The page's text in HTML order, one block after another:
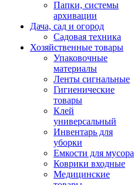
Папки, системы
архивации
Дача, сад и огород
Садовая техника
Хозяйственные товары
Упаковочные
материалы
Ленты сигнальные
Гигиенические
товары
Клей
универсальный
Инвентарь для
уборки
Емкости для мусора
Коврики входные
Медицинские